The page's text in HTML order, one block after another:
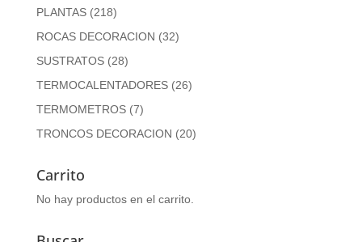
PLANTAS (218)
ROCAS DECORACION (32)
SUSTRATOS (28)
TERMOCALENTADORES (26)
TERMOMETROS (7)
TRONCOS DECORACION (20)
Carrito
No hay productos en el carrito.